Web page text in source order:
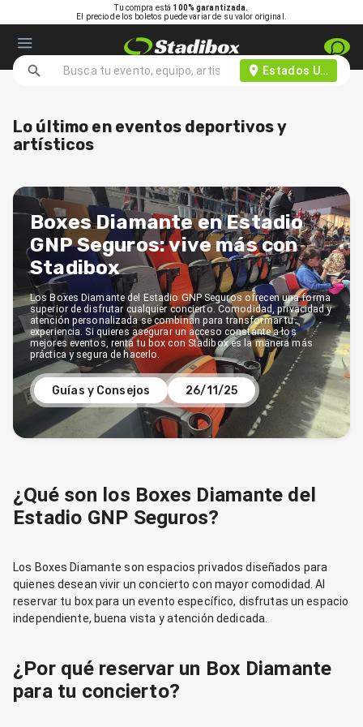
Tu compra está 100% garantizada.
El precio de los boletos puede variar de su valor original.
Estados Unidos
Lo último en eventos deportivos y
artísticos
Boxes Diamante en Estadio
GNP Seguros: vive más con
Stadibox
Guías y Consejos 26/11/25
Los Boxes Diamante del Estadio GNP Seguros ofrecen una forma
superior de disfrutar cualquier concierto. Comodidad, privacidad y
atención personalizada se combinan para transformar tu
experiencia. Si quieres asegurar un acceso constante a los
mejores eventos, renta tu box con Stadibox es la manera más
práctica y segura de hacerlo.
¿Qué son los Boxes Diamante del
Estadio GNP Seguros?
Los Boxes Diamante son espacios privados diseñados para
quienes desean vivir un concierto con mayor comodidad. Al
reservar tu box para un evento específico, disfrutas un espacio
independiente, buena vista y atención dedicada.
¿Por qué reservar un Box Diamante
para tu concierto?